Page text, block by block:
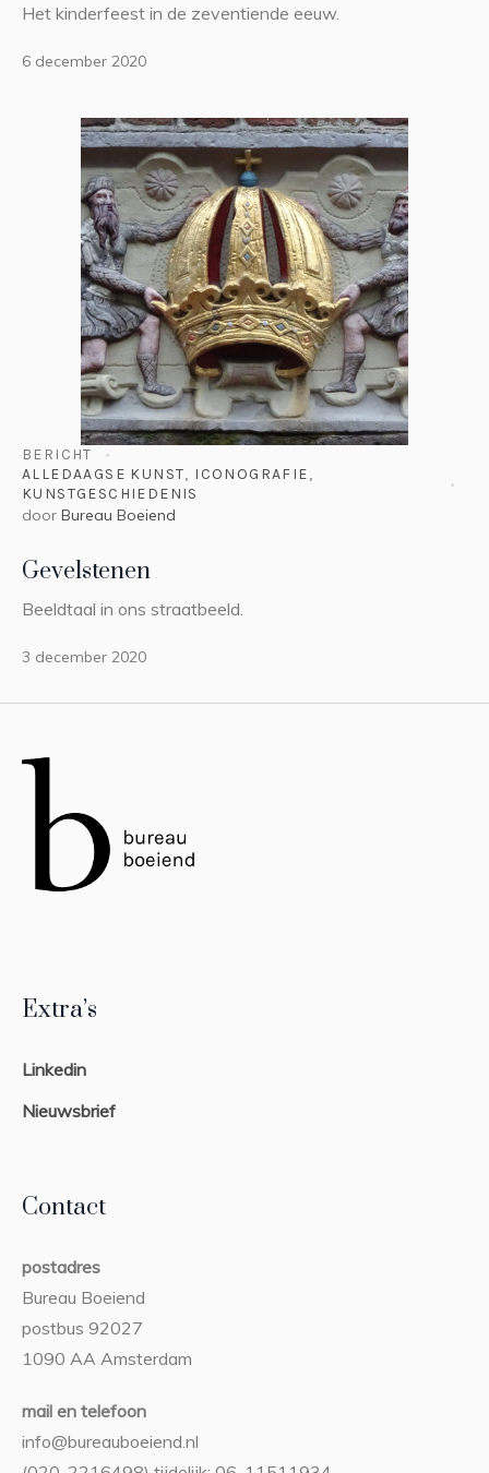
Het kinderfeest in de zeventiende eeuw.
6 december 2020
BERICHT
ALLEDAAGSE KUNST, ICONOGRAFIE,
KUNSTGESCHIEDENIS
door Bureau Boeiend
Gevelstenen
Beeldtaal in ons straatbeeld.
3 december 2020
Extra’s
Linkedin
Nieuwsbrief
Contact
postadres
Bureau Boeiend
postbus 92027
1090 AA Amsterdam
mail en telefoon
info@bureauboeiend.nl